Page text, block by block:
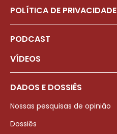
POLÍTICA DE PRIVACIDADE
PODCAST
VÍDEOS
DADOS E DOSSIÊS
Nossas pesquisas de opinião
Dossiês